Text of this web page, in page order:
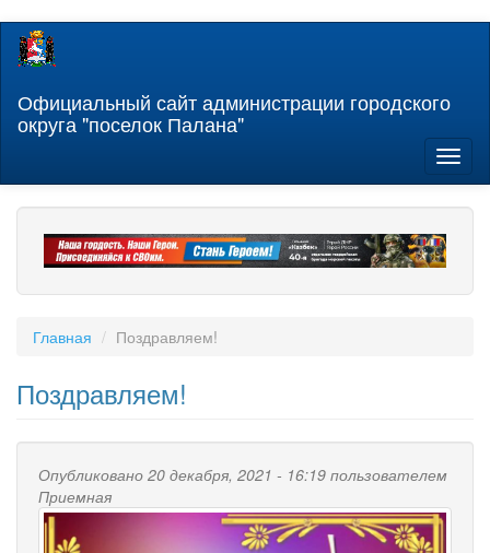
Перейти
содержанию
Официальный сайт администрации городского
округа "поселок Палана"
Главная Поздравляем!
Поздравляем!
Опубликовано 20 декабря, 2021 - 16:19 пользователем
Приемная